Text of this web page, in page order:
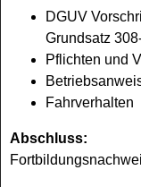
DGUV
Grundsatz
Pflichten und
Fahrverhalten
Abschluss: